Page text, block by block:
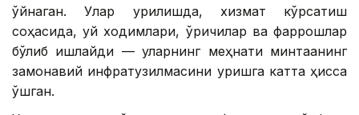
ўйнаган. Улар қурилишда, хизмат кўрсатиш
соҳасида, уй ходимлари, қўриқчилар ва фаррошлар
бўлиб ишлайди — уларнинг меҳнати минтақанинг
замонавий инфратузилмасини қуришга катта ҳисса
қўшган.